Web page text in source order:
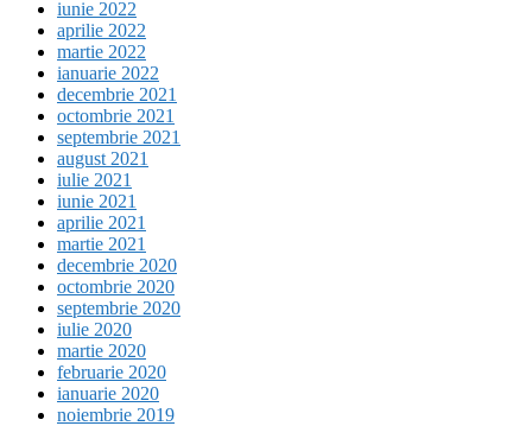
iunie 2022
aprilie 2022
martie 2022
ianuarie 2022
decembrie 2021
octombrie 2021
septembrie 2021
august 2021
iulie 2021
iunie 2021
aprilie 2021
martie 2021
decembrie 2020
octombrie 2020
septembrie 2020
iulie 2020
martie 2020
februarie 2020
ianuarie 2020
noiembrie 2019